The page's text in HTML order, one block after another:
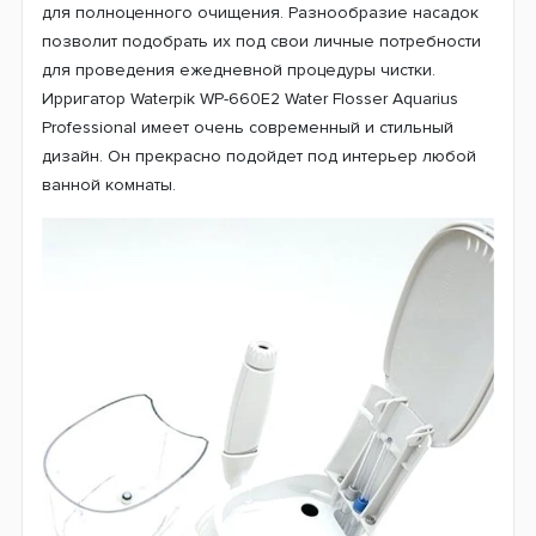
для полноценного очищения. Разнообразие насадок
позволит подобрать их под свои личные потребности
для проведения ежедневной процедуры чистки.
Ирригатор Waterpik WP-660E2 Water Flosser Aquarius
Professional имеет очень современный и стильный
дизайн. Он прекрасно подойдет под интерьер любой
ванной комнаты.